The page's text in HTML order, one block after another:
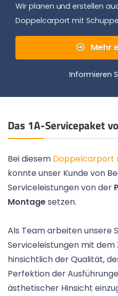
Wir planen und erstellen
Doppelcarport mit
Mehr
Informieren
Das 1A-Servicepaket
Bei diesem Doppelcarport
konnte unser Kunde von
Serviceleistungen von der
Montagesetzen.
Als Team arbeiten unsere
Serviceleistungen mit dem
hinsichtlich der Qualität,
Perfektion der
ästhetischer Hinsicht